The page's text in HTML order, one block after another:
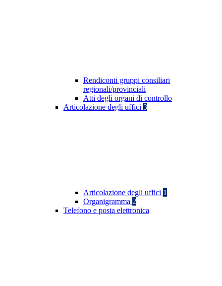
Rendiconti gruppi consiliari
regionali/provinciali
Atti degli organi di controllo
Articolazione degli uffici 3
Articolazione degli uffici 1
Organigramma 2
Telefono e posta elettronica